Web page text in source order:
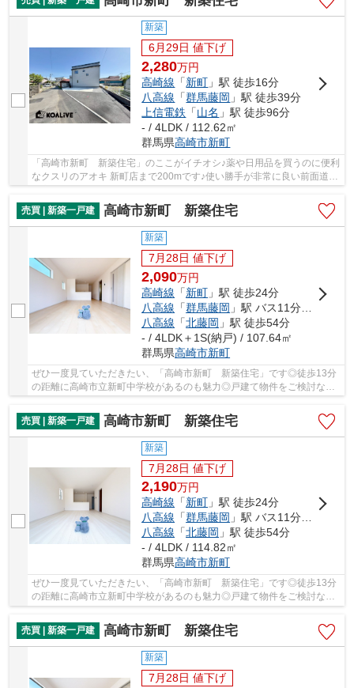
新築
6月29日 値下げ
2,280万円
高崎線 「新町 」駅 徒歩16分
八高線 「群馬藤岡 」駅 徒歩39分
上信電鉄 「山名 」駅 徒歩96分
- / 4LDK / 112.62㎡
群馬県高崎市新町
「高崎市新町 新築住宅」のここがイチオシ♪薬や日用品を買うのに便利
なクスリのアオキ 新町店まで200mです♪使い勝手が非常に良い前面道路
と高低差がない形になっています♪地盤が弱い...
売買 | 新築一戸建
高崎市新町 新築住宅
新築
7月28日 値下げ
2,090万円
高崎線 「新町 」駅 徒歩24分
八高線 「群馬藤岡 」駅 バス11分 「国道十字路」 停歩21分
八高線 「北藤岡 」駅 徒歩54分
- / 4LDK＋1S(納戸) / 107.64㎡
群馬県高崎市新町
ぜひ一度見ていただきたい、「高崎市新町 新築住宅」です◎徒歩13分
の距離に高崎市立新町中学校があるのも魅力◎戸建て物件をご検討な
ら、コチラの新築の物件をご覧ください◎築2年以内...
売買 | 新築一戸建
高崎市新町 新築住宅
新築
7月28日 値下げ
2,190万円
高崎線 「新町 」駅 徒歩24分
八高線 「群馬藤岡 」駅 バス11分 「国道十字路」 停歩21分
八高線 「北藤岡 」駅 徒歩54分
- / 4LDK / 114.82㎡
群馬県高崎市新町
ぜひ一度見ていただきたい、「高崎市新町 新築住宅」です◎徒歩13分
の距離に高崎市立新町中学校があるのも魅力◎戸建て物件をご検討な
ら、コチラの新築の物件をご覧ください◎築2年以内...
売買 | 新築一戸建
高崎市新町 新築住宅
新築
7月28日 値下げ